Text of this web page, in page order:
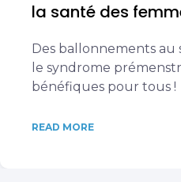
la santé des
Des ballonnements au
le syndrome
bénéfiques pour tous !
READ MORE